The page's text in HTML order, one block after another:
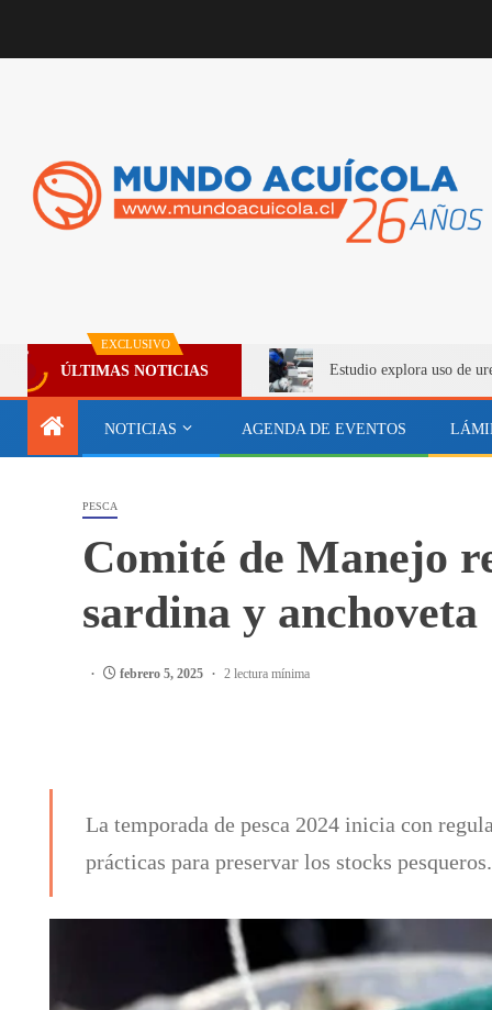
EXCLUSIVO
ÚLTIMAS NOTICIAS Estudio explora uso de
NOTICIAS AGENDA DE EVENTOS
PESCA
Comité de Manejo
sardina y anchoveta
febrero 5, 2025 2 lectura mínima
La temporada de pesca 2024 inicia con
prácticas para preservar los stocks pesqueros.